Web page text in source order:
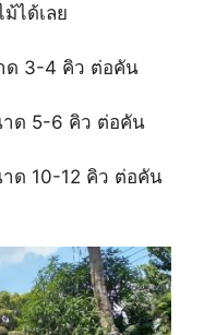
ได้เลย
ด 3-4 คิว ต่อคัน
ด 5-6 คิว ต่อคัน
ด 10-12 คิว ต่อคัน